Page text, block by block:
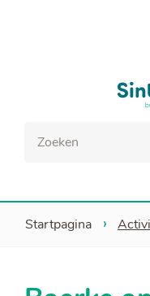
zoek
Startpagina